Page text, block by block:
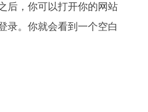
后，你可以打开你的网站
录。你就会看到一个空白